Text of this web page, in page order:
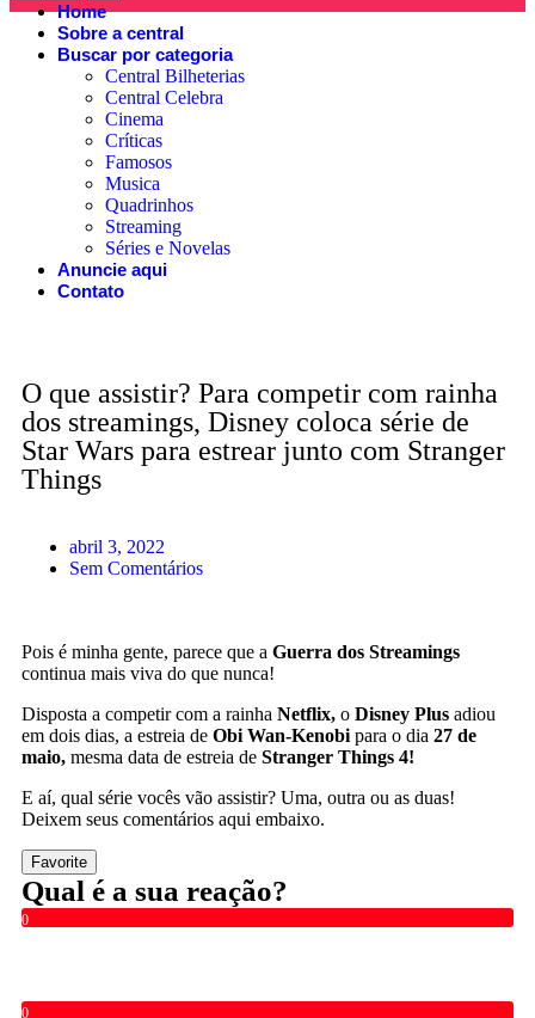
Home
Sobre a central
Buscar por categoria
Central Bilheterias
Central Celebra
Cinema
Críticas
Famosos
Musica
Quadrinhos
Streaming
Séries e Novelas
Anuncie aqui
Contato
O que assistir? Para competir com rainha
dos streamings, Disney coloca série de
Star Wars para estrear junto com Stranger
Things
abril 3, 2022
Sem Comentários
Pois é minha gente, parece que a Guerra dos Streamings
continua mais viva do que nunca!
Disposta a competir com a rainha Netflix, o Disney Plus adiou
em dois dias, a estreia de Obi Wan-Kenobi para o dia 27 de
maio, mesma data de estreia de Stranger Things 4!
E aí, qual série vocês vão assistir? Uma, outra ou as duas!
Deixem seus comentários aqui embaixo.
Favorite
Qual é a sua reação?
0
0